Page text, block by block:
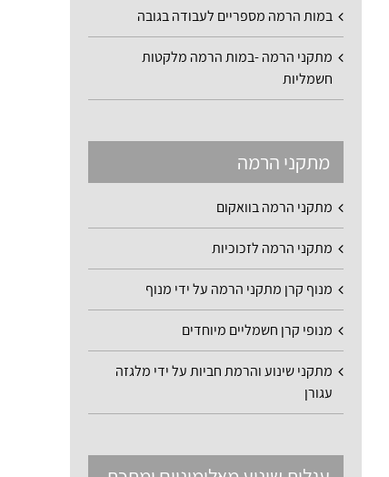
במות הרמה מספריים לעבודה בגובה
מתקני הרמה -במות הרמה מלקטות
חשמליות
מתקני הרמה
מתקני הרמה בוואקום
מתקני הרמה לזכוכיות
מנוף קרן מתקני הרמה על ידי מנוף
מנופי קרן חשמליים מיוחדים
מתקני שינוע והרמת חביות על ידי מלגזה
עגורן